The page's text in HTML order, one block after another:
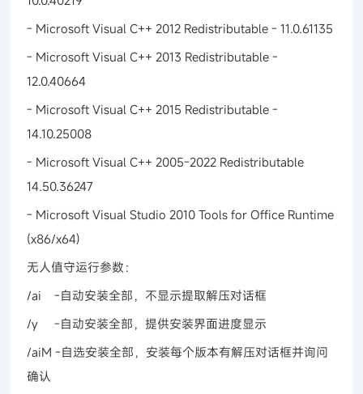
- Microsoft Visual C++ 2012 Redistributable - 11.0.61135
- Microsoft Visual C++ 2013 Redistributable -
12.0.40664
- Microsoft Visual C++ 2015 Redistributable -
14.10.25008
- Microsoft Visual C++ 2005-2022 Redistributable
14.50.36247
- Microsoft Visual Studio 2010 Tools for Office Runtime
(x86/x64)
无人值守运行参数：
/ai -自动安装全部，不显示提取解压对话框
/y -自动安装全部，提供安装界面进度显示
/aiM -自选安装全部，安装每个版本有解压对话框并询问
确认